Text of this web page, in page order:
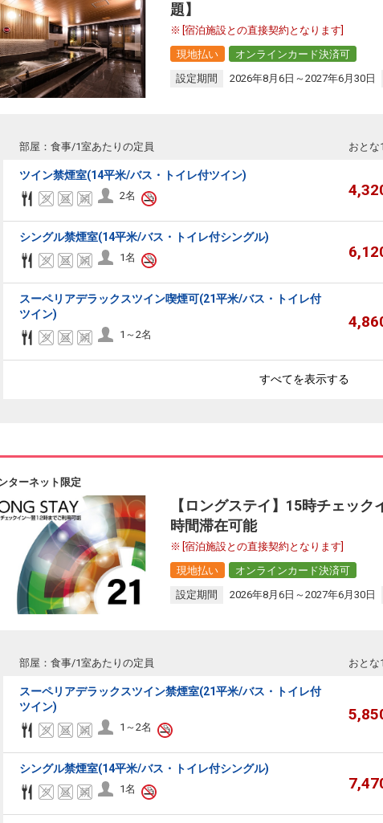
題】
[宿泊施設との直接契約となります]
現地払い
オンラインカード決済可
設定期間
2026年8月6日～2027年6月30日
部屋：食事/1室あたりの定員 おとな
ツイン禁煙室(14平米/バス・トイレ付ツイン)
2名
シングル禁煙室(14平米/バス・トイレ付シングル)
1名
スーペリアデラックスツイン喫煙可(21平米/バス・トイレ付
ツイン)
1～2名
すべてを表示する
ターネット限定
【ロングステイ】15時チェッ
時間滞在可能
[宿泊施設との直接契約となります]
現地払い
オンラインカード決済可
設定期間
2026年8月6日～2027年6月30日
部屋：食事/1室あたりの定員 おとな
スーペリアデラックスツイン禁煙室(21平米/バス・トイレ付
ツイン)
1～2名
シングル禁煙室(14平米/バス・トイレ付シングル)
1名